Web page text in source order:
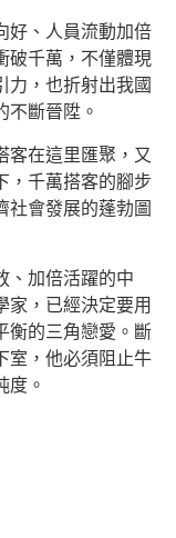
好、人員流動加倍
破千萬，不僅體現
力，也折射出我國
不斷晉陞。
客在這里匯聚，又
，千萬搭客的腳步
社會發展的蓬勃圖
、加倍活躍的中
家，已經決定要用
衡的三角戀愛。斷
室，他必須阻止牛
度。